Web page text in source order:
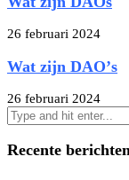
26 februari 2024
Wat zijn DAOʼs
26 februari 2024
Recente berichten